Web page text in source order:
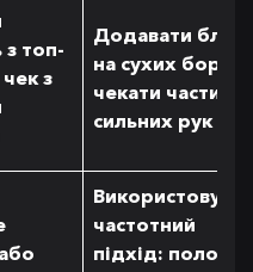
з топ-
з
Додавати
на сухих
чекати частину
сильних рук
частотний
підхід: